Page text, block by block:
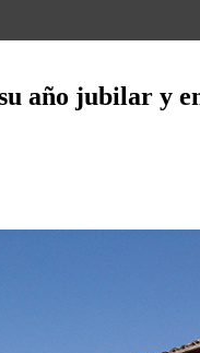
año jubilar y